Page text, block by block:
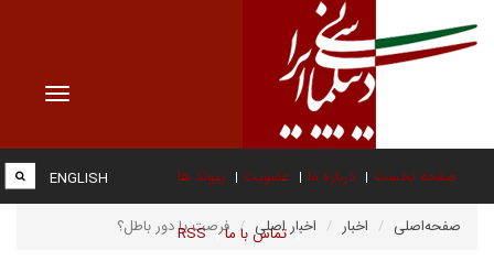
Toggle
صفحه نخست درباره ما عضویت پیوند ها
تماس با ما RSS
ENGLISH
صفحه‌اصلی اخبار اخبار اصلی فرصت یا دور باطل؟